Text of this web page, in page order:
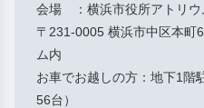
会場 ：横浜市役所アトリウ
〒231-0005 横浜市中区本町
ム内
お車でお越しの方：地下1階
56台）